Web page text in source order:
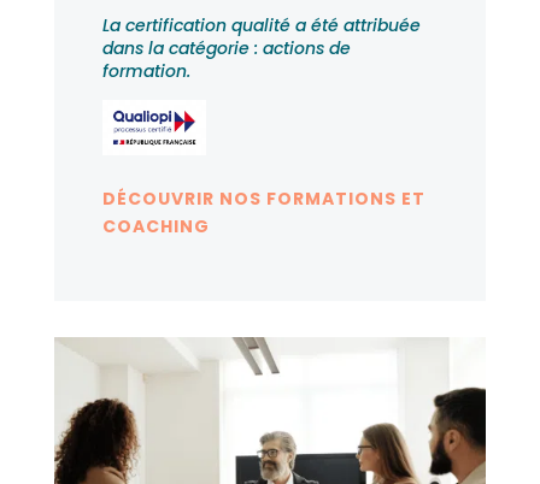
La certification qualité a été attribuée
dans la catégorie : actions de
formation.
DÉCOUVRIR NOS FORMATIONS ET
COACHING